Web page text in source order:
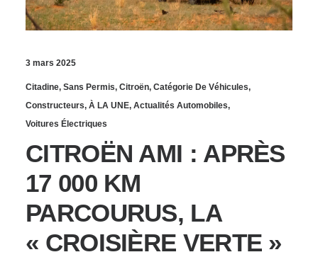
3 mars 2025
Citadine, Sans Permis, Citroën, Catégorie De Véhicules,
Constructeurs, À LA UNE, Actualités Automobiles,
Voitures Électriques
CITROËN AMI : APRÈS
17 000 KM
PARCOURUS, LA
« CROISIÈRE VERTE »